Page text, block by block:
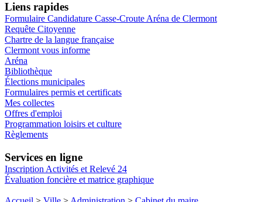
Liens rapides
Formulaire Candidature Casse-Croute Aréna de Clermont
Requête Citoyenne
Chartre de la langue française
Clermont vous informe
Aréna
Bibliothèque
Élections municipales
Formulaires permis et certificats
Mes collectes
Offres d'emploi
Programmation loisirs et culture
Règlements
Services en ligne
Inscription Activités et Relevé 24
Évaluation foncière et matrice graphique